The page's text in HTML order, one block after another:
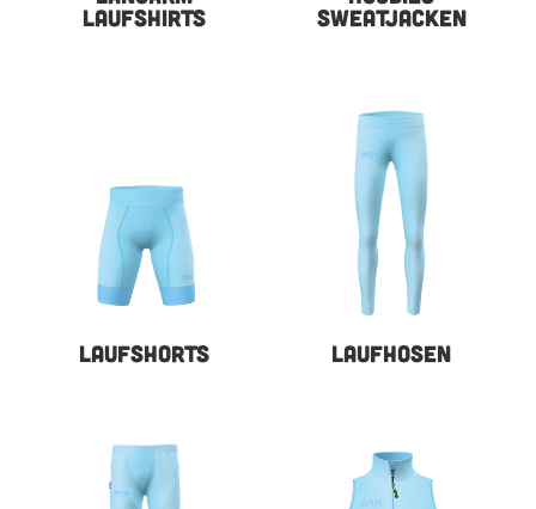
LAUFSHIRTS
SWEATJACKEN
LAUFSHORTS LAUFHOSEN